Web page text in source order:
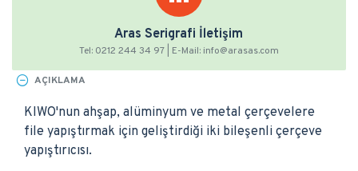
Aras Serigrafi İletişim
Tel: 0212 244 34 97 | E-Mail: info@arasas.com
AÇIKLAMA
KIWO'nun ahşap, alüminyum ve metal çerçevelere
file yapıştırmak için geliştirdiği iki bileşenli çerçeve
yapıştırıcısı.